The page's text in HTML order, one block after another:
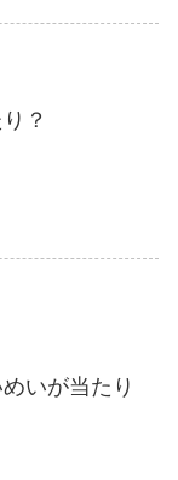
？
いが当たり